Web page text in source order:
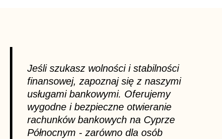
Jeśli szukasz wolności i stabilności
finansowej, zapoznaj się z naszymi
usługami bankowymi. Oferujemy
wygodne i bezpieczne otwieranie
rachunków bankowych na Cyprze
Północnym - zarówno dla osób